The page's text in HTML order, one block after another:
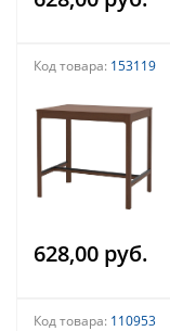
Код товара: 153119
628,00 руб.
Код товара: 110953